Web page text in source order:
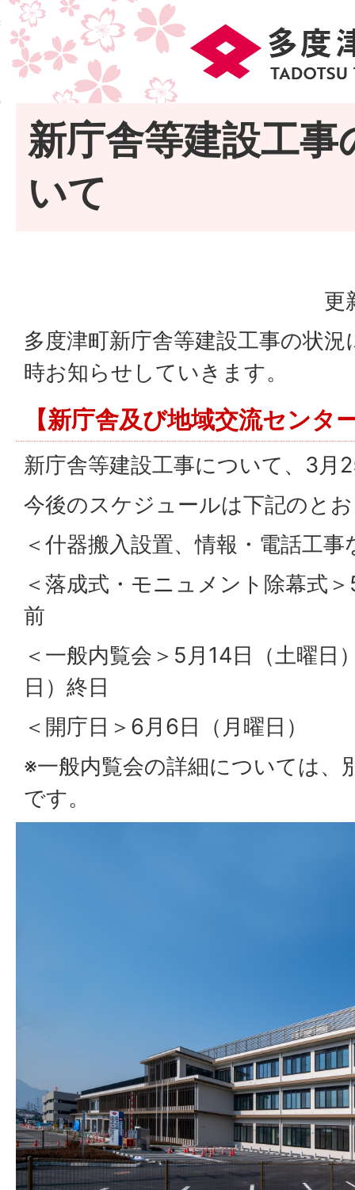
新庁舎等建設工事
いて
更
多度津町新庁舎等建設工事の状
時お知らせしていきます。
【新庁舎及び地域交流センタ
新庁舎等建設工事について、3月
今後のスケジュールは下記のと
＜什器搬入設置、情報・電話工
＜落成式・モニュメント除幕式
前
＜一般内覧会＞5月14日（土曜日
日）終日
＜開庁日＞6月6日（月曜日）
※一般内覧会の詳細については、
です。